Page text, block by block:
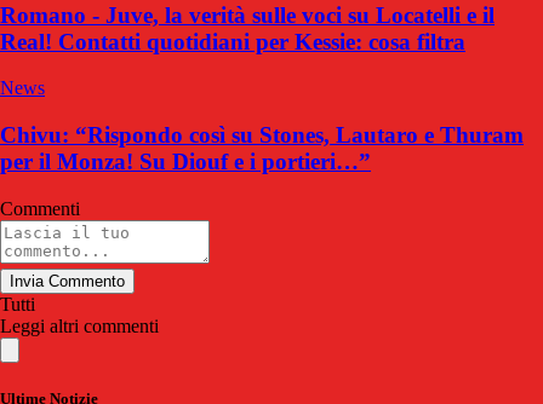
Romano - Juve, la verità sulle voci su Locatelli e il
Real! Contatti quotidiani per Kessie: cosa filtra
News
Chivu: “Rispondo così su Stones, Lautaro e Thuram
per il Monza! Su Diouf e i portieri…”
Commenti
Invia Commento
Tutti
Leggi altri commenti
Ultime Notizie